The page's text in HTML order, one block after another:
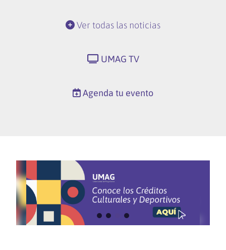
Ver todas las noticias
UMAG TV
Agenda tu evento